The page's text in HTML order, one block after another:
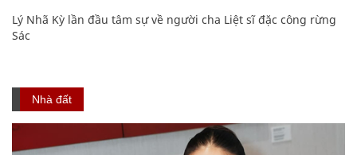
Lý Nhã Kỳ lần đầu tâm sự về người cha Liệt sĩ đặc công rừng
Sác
Nhà đất